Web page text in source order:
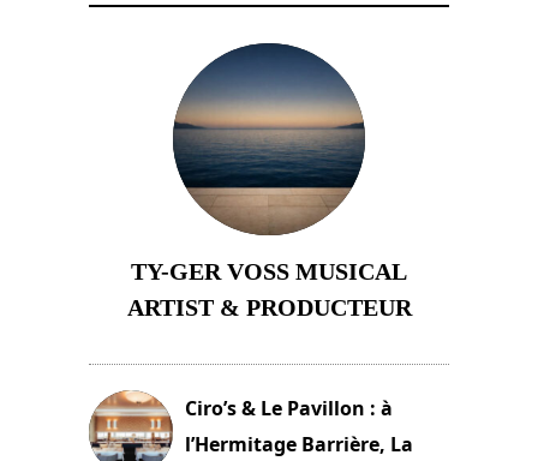
TY-GER VOSS MUSICAL
ARTIST & PRODUCTEUR
Ciro’s & Le Pavillon : à
l’Hermitage Barrière, La